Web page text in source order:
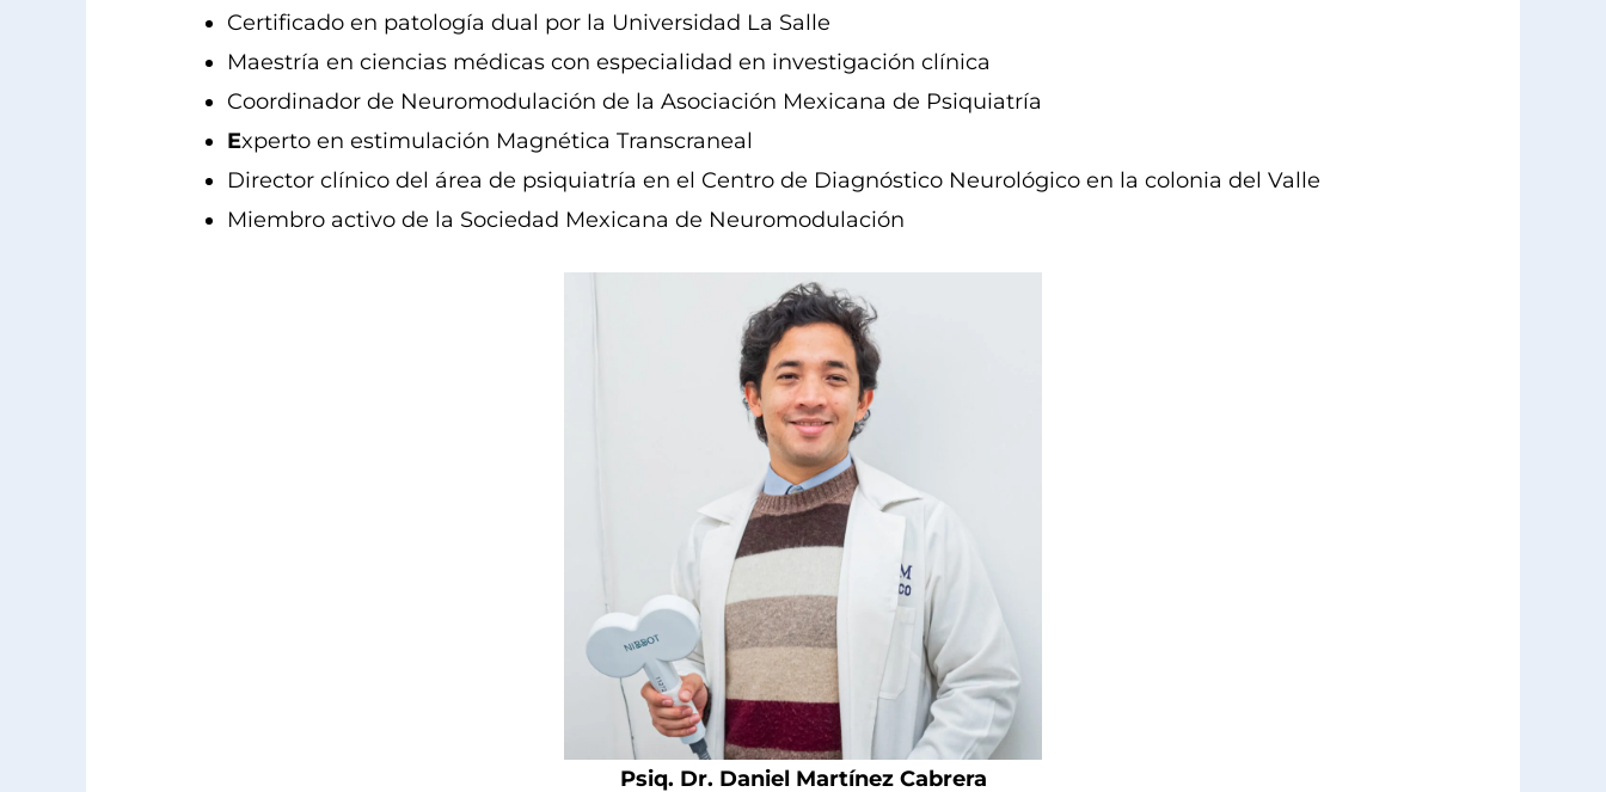
Certificado en patología dual por la Universidad La Salle
Maestría en ciencias médicas con especialidad en investigación clínica
Coordinador de Neuromodulación de la Asociación Mexicana de Psiquiatría
Experto en estimulación Magnética Transcraneal
Director clínico del área de psiquiatría en el Centro de Diagnóstico Neurológico en la colonia del Valle
Miembro activo de la Sociedad Mexicana de Neuromodulación
Psiq. Dr. Daniel Martínez Cabrera